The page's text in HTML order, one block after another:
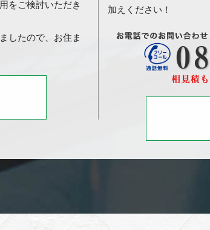
をご検討いただき
したので、お住ま
加えください！